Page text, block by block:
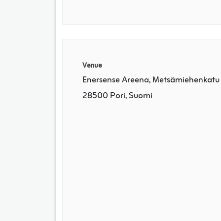
Venue
Enersense Areena,
28500 Pori, Suomi